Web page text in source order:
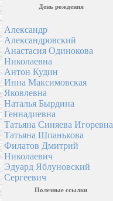
День рождения
Александр
Александровский
Анастасия Одинокова
Николаевна
Антон Кудин
Инна Максимовская
Яковлевна
Наталья Бырдина
Геннадиевна
Татьяна Синяева Игоревна
Татьяна Шпанькова
Филатов Дмитрий
Николаевич
Эдуард Яблуновский
Сергеевич
Полезные ссылки